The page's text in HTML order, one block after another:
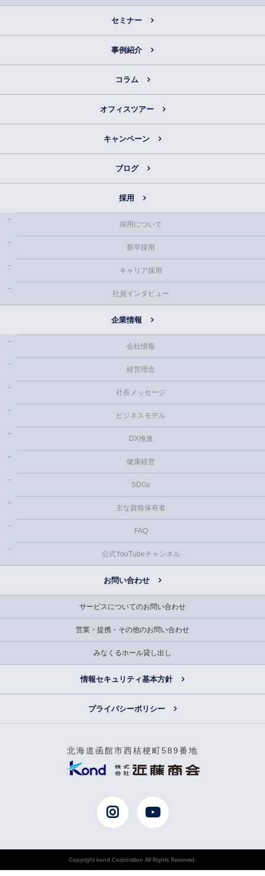
セミナー
事例紹介
コラム
オフィスツアー
キャンペーン
ブログ
採用
採用について
新卒採用
キャリア採用
社員インタビュー
企業情報
会社情報
経営理念
社長メッセージ
ビジネスモデル
DX推進
健康経営
SDGs
主な資格保有者
FAQ
公式YouTubeチャンネル
お問い合わせ
サービスについてのお問い合わせ
営業・提携・その他のお問い合わせ
みなくるホール貸し出し
情報セキュリティ基本方針
プライバシーポリシー
北海道函館市西桔梗町589番地
Copyright kond Corporation All Rights Reserved.